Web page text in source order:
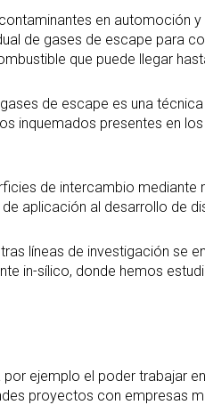
en automoción
de gases de escape para
que puede llegar
de escape es una
inquemados presentes en
de intercambio
aplicación al desarrollo de
líneas de investigación se
in-sílico, donde hemos
ejemplo el poder trabajar
proyectos con empresas